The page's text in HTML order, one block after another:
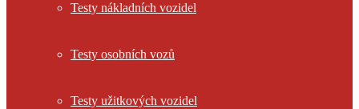
Testy nákladních vozidel
Testy osobních vozů
Testy užitkových vozidel